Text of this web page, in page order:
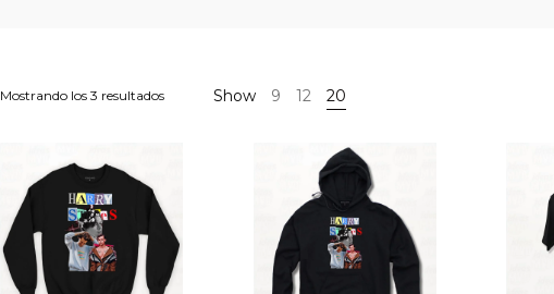
Mostrando los 3 resultados Show 9 12 20